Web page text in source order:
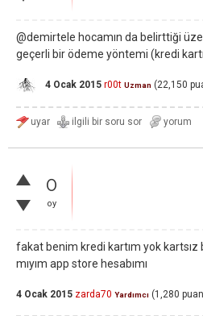
@demirtele hocamın da belirttiği
geçerli bir ödeme yöntemi (kredi
4 Ocak 2015 r00t Uzman (22,150
0
oy
fakat benim kredi kartım yok
mıyım app store hesabımı
4 Ocak 2015 zarda70 Yardımcı (1,280